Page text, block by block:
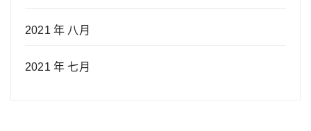
2021 年 八月
2021 年 七月